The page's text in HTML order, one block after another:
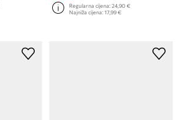
Regularna cijena:24,90 €
Najniža cijena:17,99 €